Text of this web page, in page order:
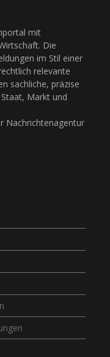
mit
Die
im Stil einer
relevante
sachliche, präzise
Markt und
Nachrichtenagentur